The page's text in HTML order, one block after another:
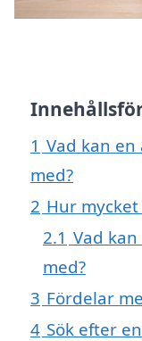
1 Vad kan
med?
2 Hur
2.1 Vad
med?
3 Fördelar
4 Sök efter